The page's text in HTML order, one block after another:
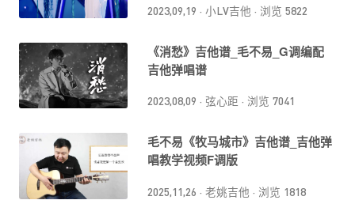
2023,09,19 · 小LV吉他 · 浏览 5822
《消愁》吉他谱_毛不易_G调编配
吉他弹唱谱
2023,08,09 · 弦心距 · 浏览 7041
毛不易《牧马城市》吉他谱_吉他弹
唱教学视频F调版
2025,11,26 · 老姚吉他 · 浏览 1818